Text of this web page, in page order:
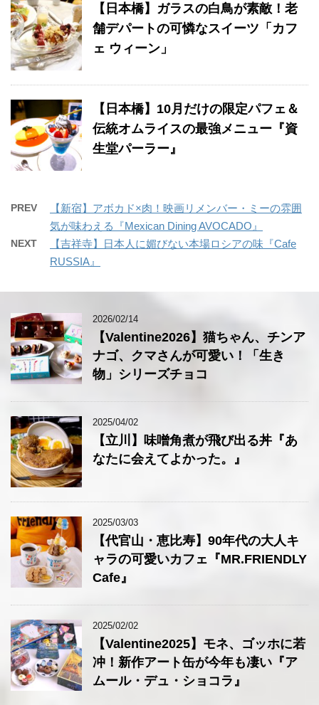
【日本橋】ガラスの白鳥が素敵！老
舗デパートの可憐なスイーツ「カフ
ェ ウィーン」
【日本橋】10月だけの限定パフェ＆
伝統オムライスの最強メニュー『資
生堂パーラー』
PREV
【新宿】アボカド×肉！映画リメンバー・ミーの雰囲
気が味わえる『Mexican Dining AVOCADO』
NEXT
【吉祥寺】日本人に媚びない本場ロシアの味『Cafe
RUSSIA』
2026/02/14
【Valentine2026】猫ちゃん、チンア
ナゴ、クマさんが可愛い！「生き
物」シリーズチョコ
2025/04/02
【立川】味噌角煮が飛び出る丼『あ
なたに会えてよかった。』
2025/03/03
【代官山・恵比寿】90年代の大人キ
ャラの可愛いカフェ『MR.FRIENDLY
Cafe』
2025/02/02
【Valentine2025】モネ、ゴッホに若
冲！新作アート缶が今年も凄い『ア
ムール・デュ・ショコラ』